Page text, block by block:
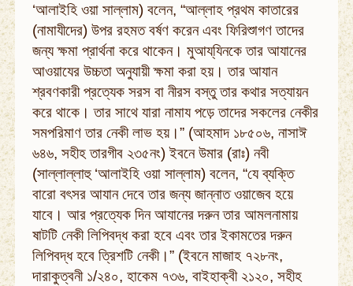
‘আলাইহি ওয়া সাল্লাম) বলেন, “আল্লাহ প্রথম কাতারের
(নামাযীদের) উপর রহমত বর্ষণ করেন এবং ফিরিশুাগণ তাদের
জন্য ক্ষমা প্রার্থনা করে থাকেন। মুআয্‌যিনকে তার আযানের
আওয়াযের উচ্চতা অনুযায়ী ক্ষমা করা হয়। তার আযান
শ্রবণকারী প্রত্যেক সরস বা নীরস বস্তু তার কথার সত্যায়ন
করে থাকে। তার সাথে যারা নামায পড়ে তাদের সকলের নেকীর
সমপরিমাণ তার নেকী লাভ হয়।” (আহমাদ ১৮৫০৬, নাসাঈ
৬৪৬, সহীহ তারগীব ২৩৫নং) ইবনে উমার (রাঃ) নবী
(সাল্লাল্লাহু ‘আলাইহি ওয়া সাল্লাম) বলেন, “যে ব্যক্তি
বারো বৎসর আযান দেবে তার জন্য জান্নাত ওয়াজেব হয়ে
যাবে। আর প্রত্যেক দিন আযানের দরুন তার আমলনামায়
ষাটটি নেকী লিপিবদ্ধ করা হবে এবং তার ইকামতের দরুন
লিপিবদ্ধ হবে ত্রিশটি নেকী।” (ইবনে মাজাহ ৭২৮নং,
দারাকুত্বনী ১/২৪০, হাকেম ৭৩৬, বাইহাক্বী ২১২০, সহীহ